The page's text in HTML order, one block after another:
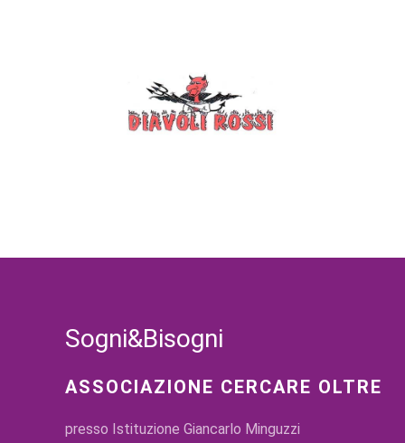
Sogni&Bisogni
ASSOCIAZIONE CERCARE OLTRE
presso Istituzione Giancarlo Minguzzi